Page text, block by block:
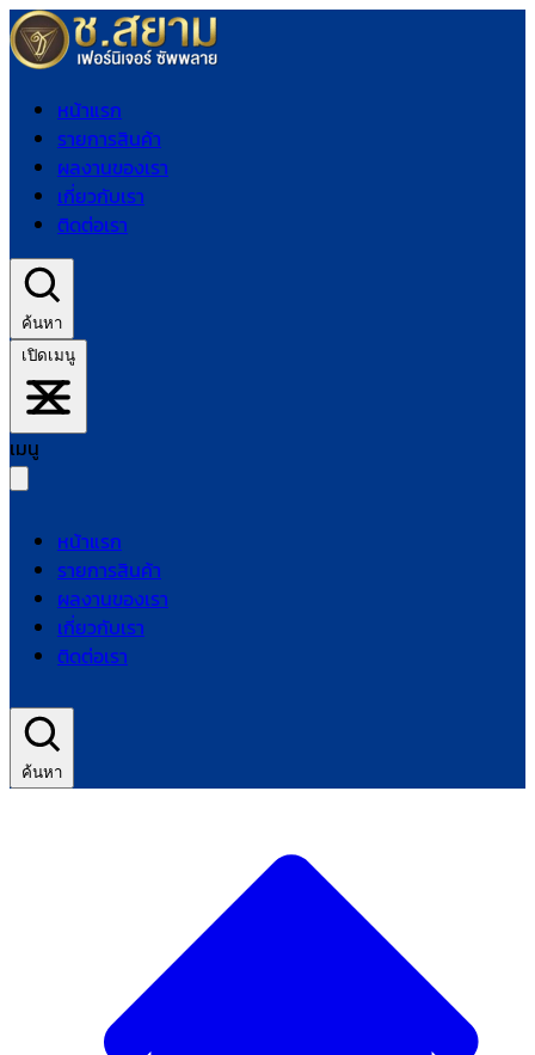
หน้าแรก
รายการสินค้า
ผลงานของเรา
เกี่ยวกับเรา
ติดต่อเรา
ค้นหา
เปิดเมนู
เมนู
หน้าแรก
รายการสินค้า
ผลงานของเรา
เกี่ยวกับเรา
ติดต่อเรา
ค้นหา